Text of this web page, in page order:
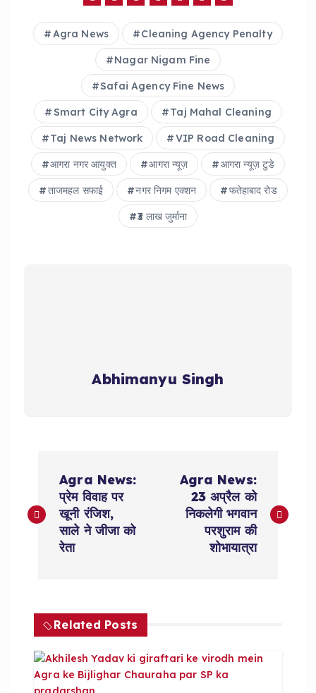
b
o
A
p
Agra News Cleaning Agency Penalty
Nagar Nigam Fine
Safai Agency Fine News
Smart City Agra Taj Mahal Cleaning
Taj News Network VIP Road Cleaning
आगरा नगर आयुक्त आगरा न्यूज़ आगरा न्यूज़ टुडे
ताजमहल सफाई नगर निगम एक्शन फतेहाबाद रोड
₹3 लाख जुर्माना
Abhimanyu Singh
o
n
a
v
Agra News:
प्रेम विवाह पर
खूनी रंजिश,
साले ने जीजा को
रेता
Agra News:
23 अप्रैल को
निकलेगी भगवान
परशुराम की
शोभायात्रा
Related Posts